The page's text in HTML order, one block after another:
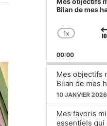
Bilan de mes
RATE
1X
00:00
Mes objectifs
Bilan de mes
10 JANVIER 2026
Mes favoris
essentiels qui